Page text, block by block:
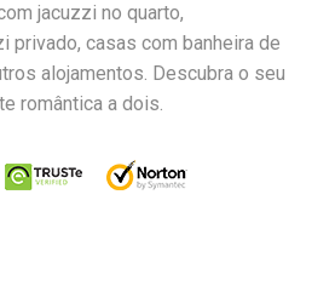
jacuzzi no quarto,
privado, casas com banheira de
alojamentos. Descubra o seu
romântica a dois.